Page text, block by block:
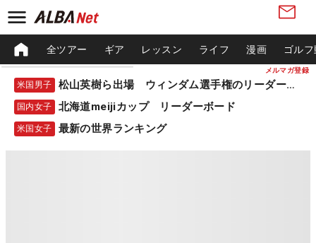
メルマガ登録
全ツアー ギア レッスン ライフ 漫画 ゴル
米国男子 松山英樹ら出場 ウィンダム選手権のリーダーボード
国内女子 北海道meijiカップ リーダーボード
米国女子 最新の世界ランキング